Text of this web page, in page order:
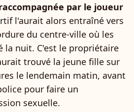
par le joueur
l'aurait alors entraîné vers
du centre-ville où les
la nuit. C'est le propriétaire
trouvé la jeune fille sur
le lendemain matin, avant
pour faire un
sexuelle.